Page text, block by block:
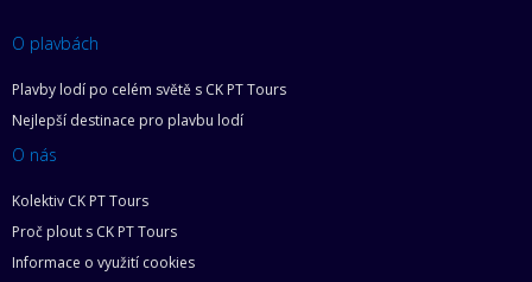
O plavbách
Plavby lodí po celém světě s CK PT Tours
Nejlepší destinace pro plavbu lodí
O nás
Kolektiv CK PT Tours
Proč plout s CK PT Tours
Informace o využití cookies